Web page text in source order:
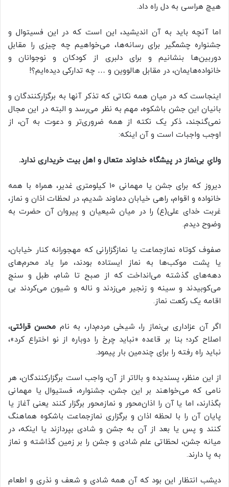
هیچ هراسی به دل راه داد.
اما آنچه باید به آن اندیشید، این است که در این فسیتوال و
جشنواره چشمگیر برای رسانه‌ها، می‌خواهیم چه چیزی را مقابل
دوربین‌ها بنشانیم و برای دلبری از کودکان و نوجوانان و
خانواده‌هایمان، در مقابل هالووین و … چه تدارکی دیده‌ایم؟!
اینجاست که در میان همه نکاتی که تذکر آنها به برگزارکنندگان و
بانیان این جشن باشکوه، مهم به نظر می‌رسد و البته در این مجال
نمی‌گنجند، ذکر یک نکته از همه ضروری‌تر و دعوت به آن، از
اوجب واجبات است و آن اینکه:
ولایِ بی‌نماز در پیشگاه خداوند متعال و اهل بیت خریداری ندارد.
دیروز که برای جشن یا مهمانی ۱۰ کیلومتری غدیر، همراه با همه
خانواده و اقوام، راهی خیابان دماوند شدیم، در لحظات اذان و نماز،
غربت خدای علی(ع) را در میان شیعیان و پیروان آن حضرت به
وضوح دیدم.
صفوف کوتاه نمازجماعت یا نمازگزارانی که مهجورانه کنار خیابان،
یا پشت موکب‌ها به نماز ایستاده بودند، مرا یاد محرم‌های
دهه‌های گذشته می‌انداخت که از صبح تا شام، طبل و سنج
می‌کوبیدند و سینه و زنجیر می‌زدند و ناله و شیون می‌کردند بی‌
اقامه یک رکعت نماز.
اگر آن عزاداری بی‌نماز را، شیخی مردم‌دار، به نام محسن قرائتی،
اصلاح کرد؛ بنا بر قاعده «نباید چرخ را دوباره از نو اختراع کرد»،
نباید راه رفته را برای چندمین بار پیمود.
از این منظر، پسندیده و بالاتر از آن، واجب است برگزارکنندگان، هر
نامی که می‌خواهند بر این جشن، جشنواره، فستیوال یا مهمانی
بگذارند، اما یا آن را اذان‌محور و نمازمحور برگزار کنند یعنی آغاز یا
پایان آن را با لحظه اذان و برگزاری نمازجماعت باشکوه هماهنگ
کنند و پس یا بعد از آن به جشن و شادی بپردازند یا اینکه، در
میانه جشن، لحظاتی علم شادی و جشن را بر زمین گذاشته و نماز
به پا دارند.
دیشب انتظار این بود که آن همه شادی و شعف و نذری و اطعام